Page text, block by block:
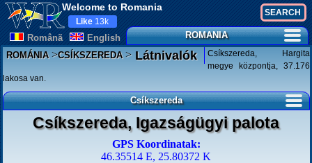
Welcome to Romania
Românã English
Like 13k
ROMANIA
ROMÁNIA>CSÍKSZEREDA>Látnivalók
Csíkszereda, Hargita
megye központja, 37.176
lakosa van.
Csíkszereda
Csíkszereda, Igazságügyi palota
GPS Koordinatak:
46.35514 E, 25.80372 K